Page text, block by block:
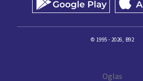
© 1995 - 2026, B92